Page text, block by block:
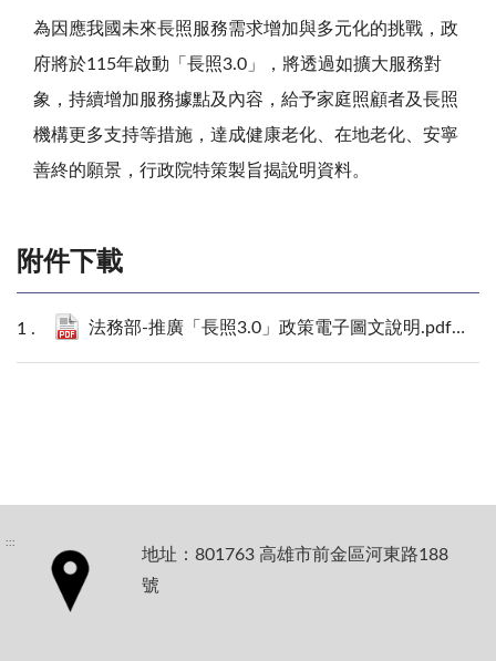
為因應我國未來長照服務需求增加與多元化的挑戰，政
府將於115年啟動「長照3.0」，將透過如擴大服務對
象，持續增加服務據點及內容，給予家庭照顧者及長照
機構更多支持等措施，達成健康老化、在地老化、安寧
善終的願景，行政院特策製旨揭說明資料。
附件下載
法務部-推廣「長照3.0」政策電子圖文說明.pdf 427
:::
地址：801763 高雄市前金區河東路188
號